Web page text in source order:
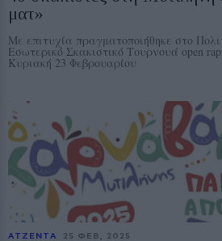
ματ»
Με επιτυχία πραγματοποιήθηκε στο
Εσωτερικό Σκακιστικό Τουρνουά open
Κυριακή 23 Φεβρουαρίου
ΑΤΖΕΝΤΑ 25 ΦΕΒ, 2025